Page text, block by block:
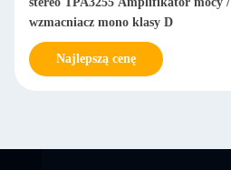
wzmacniacz mono klasy D
Najlepszą cenę